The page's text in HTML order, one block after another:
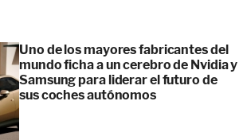
Uno de los mayores fabricantes del
mundo ficha a un cerebro de Nvidia y
Samsung para liderar el futuro de
sus coches autónomos